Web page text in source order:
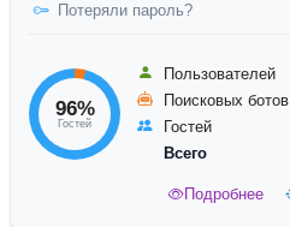
Потеряли пароль?
96%
Гостей
Пользователей
Поисковых ботов
Гостей
Всего
Подробнее